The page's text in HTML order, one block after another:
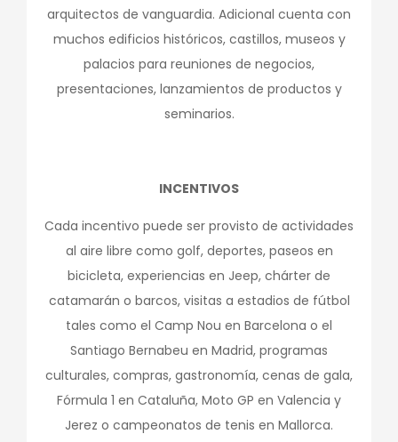
arquitectos de vanguardia. Adicional cuenta con
muchos edificios históricos, castillos, museos y
palacios para reuniones de negocios,
presentaciones, lanzamientos de productos y
seminarios.
INCENTIVOS
Cada incentivo puede ser provisto de actividades
al aire libre como golf, deportes, paseos en
bicicleta, experiencias en Jeep, chárter de
catamarán o barcos, visitas a estadios de fútbol
tales como el Camp Nou en Barcelona o el
Santiago Bernabeu en Madrid, programas
culturales, compras, gastronomía, cenas de gala,
Fórmula 1 en Cataluña, Moto GP en Valencia y
Jerez o campeonatos de tenis en Mallorca.